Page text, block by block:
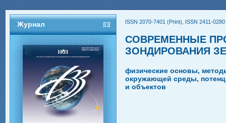
Журнал ISSN 2070-7401 (Print), ISSN 2411-
СОВРЕМЕННЫЕ
ЗОНДИРОВАНИЯ
физические основы,
окружающей среды,
и объектов